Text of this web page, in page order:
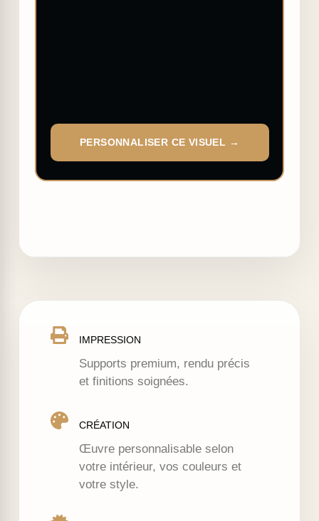
PERSONNALISER CE VISUEL →
IMPRESSION
Supports premium, rendu précis
et finitions soignées.
CRÉATION
Œuvre personnalisable selon
votre intérieur, vos couleurs et
votre style.